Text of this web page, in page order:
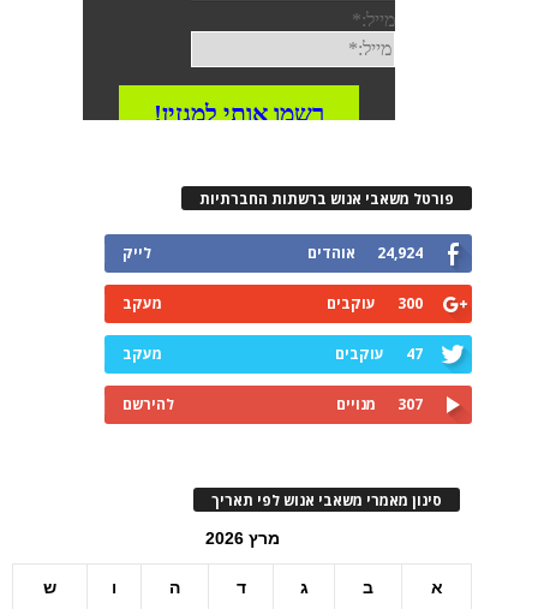
פורטל משאבי אנוש ברשתות החברתיות
24,924 אוהדים לייק
300 עוקבים מעקב
47 עוקבים מעקב
307 מנויים להירשם
סינון מאמרי משאבי אנוש לפי תאריך
מרץ 2026
א ב ג ד ה ו ש